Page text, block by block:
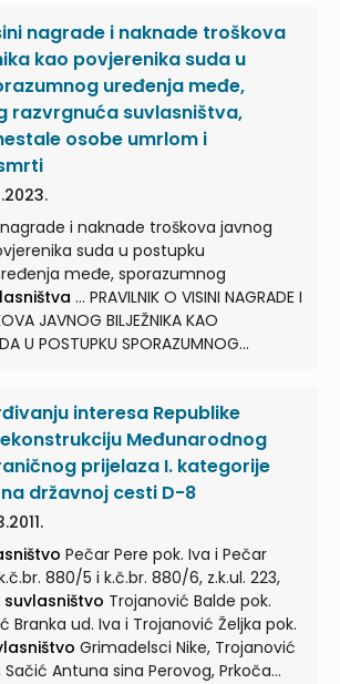
povjerenicima suda predmeta
međe, sporazumnog
...
nagrade i naknade troškova
kao povjerenika suda u
uređenja međe,
razvrgnuća suvlasništva,
osobe umrlom i
i naknade troškova javnog
suda u postupku
međe, sporazumnog
... PRAVILNIK O VISINI NAGRADE I
JAVNOG BILJEŽNIKA KAO
U POSTUPKU SPORAZUMNOG
suda u provođenju radnji u
uređenja međe, sporazumnog
... dokazivanja smrti
nagrada u iznosu od 26,54
službene radnje koje obavlja u
razvrgnuća
interesa Republike
Međunarodnog
prijelaza I. kategorije
državnoj cesti D-8
Pečar Pere pok. Iva i Pečar
880/5 i k.č.br. 880/6, z.k.ul. 223,
suvlasništvo Trojanović Balde pok.
Branka ud. Iva i Trojanović Željka pok.
Grimadelsci Nike, Trojanović
Antuna sina Perovog, Prkoča